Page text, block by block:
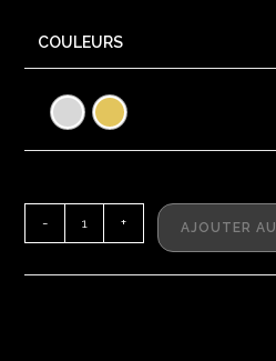
COULEURS
- + AJOUTER